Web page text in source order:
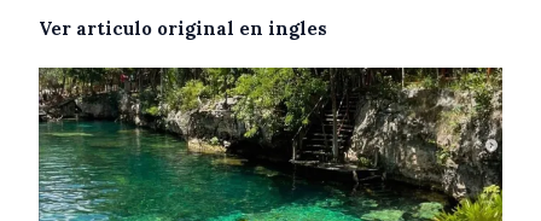
Ver articulo original en ingles